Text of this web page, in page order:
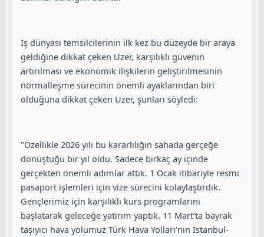
İş dünyası temsilcilerinin ilk kez bu düzeyde bir araya
geldiğine dikkat çeken Uzer, karşılıklı güvenin
artırılması ve ekonomik ilişkilerin geliştirilmesinin
normalleşme sürecinin önemli ayaklarından biri
olduğuna dikkat çeken Uzer, şunları söyledi:
"Özellikle 2026 yılı bu kararlılığın sahada gerçeğe
dönüştüğü bir yıl oldu. Sadece birkaç ay içinde
gerçekten önemli adımlar attık. 1 Ocak itibariyle resmi
pasaport işlemleri için vize sürecini kolaylaştırdık.
Gençlerimiz için karşılıklı kurs programlarını
başlatarak geleceğe yatırım yaptık. 11 Mart’ta bayrak
taşıyıcı hava yolumuz Türk Hava Yolları’nın İstanbul-